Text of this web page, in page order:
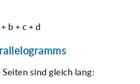
b + c + d
sind gleich lang: